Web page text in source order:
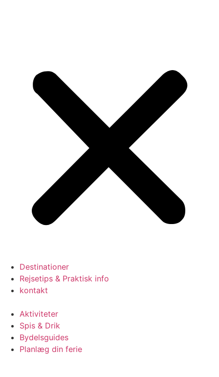
Destinationer
Rejsetips & Praktisk info
kontakt
Aktiviteter
Spis & Drik
Bydelsguides
Planlæg din ferie